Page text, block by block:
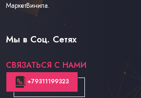
МаркетВинила.
Каталог Музыки на Виниле В Наличии
Доставка и Оплата
Мы в Соц. Сетях
СВЯЗАТЬСЯ С НАМИ
+79311199323